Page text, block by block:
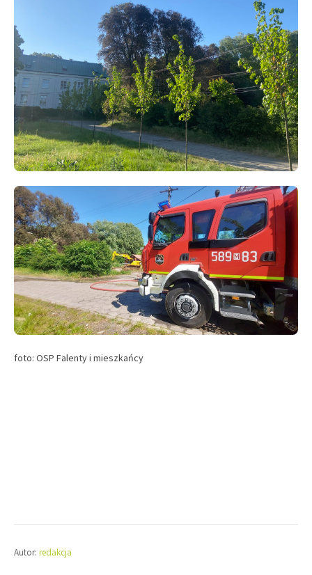
foto: OSP Falenty i mieszkańcy
Autor: redakcja